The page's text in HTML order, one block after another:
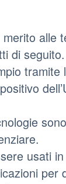
alle
di
tramite
usati